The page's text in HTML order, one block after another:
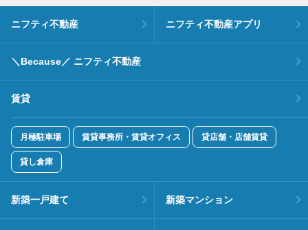
ニフティ不動産 ニフティ不動産アプリ
＼Because／ ニフティ不動産
賃貸
月極駐車場 賃貸事務所・賃貸オフィス 貸店舗・店舗賃貸
貸し倉庫
新築一戸建て 新築マンション